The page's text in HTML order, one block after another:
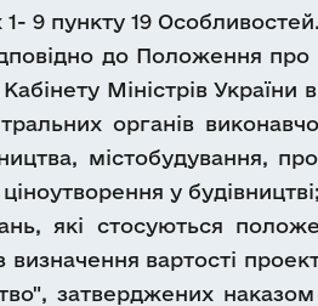
1- 9 пункту 19 Особливостей.
до Положення про
Міністрів
органів
містобудування,
ціноутворення у
які стосуються
визначення вартості
затверджених